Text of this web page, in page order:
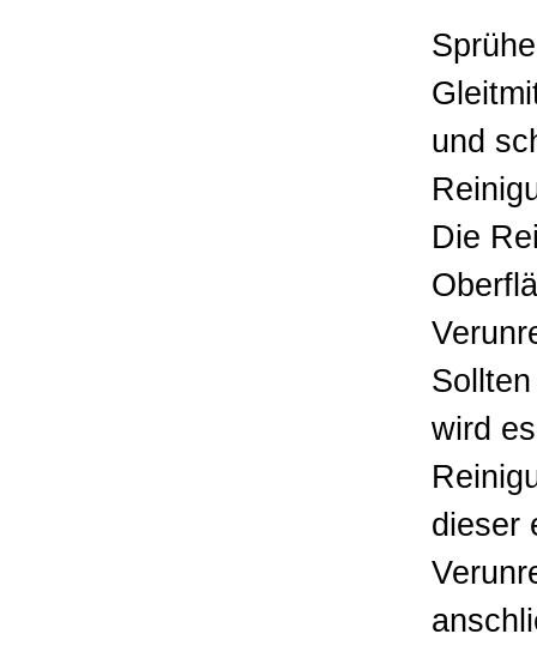
und
Die
wird
dieser